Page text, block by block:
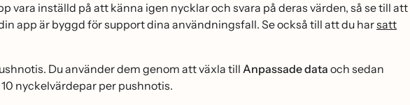
vara inställd på att känna igen nycklar och svara på deras värden, så se till att
app är byggd för support dina användningsfall. Se också till att du harsatt
Du använder dem genom att växla till Anpassade data och sedan
nyckelvärdepar per pushnotis.